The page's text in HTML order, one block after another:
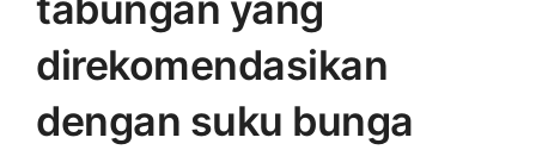
direkomendasikan
dengan suku bunga